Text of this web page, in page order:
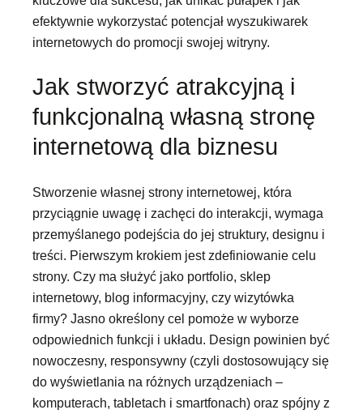
efektywnie wykorzystać potencjał wyszukiwarek
internetowych do promocji swojej witryny.
Jak stworzyć atrakcyjną i
funkcjonalną własną stronę
internetową dla biznesu
Stworzenie własnej strony internetowej, która
przyciągnie uwagę i zachęci do interakcji, wymaga
przemyślanego podejścia do jej struktury, designu i
treści. Pierwszym krokiem jest zdefiniowanie celu
strony. Czy ma służyć jako portfolio, sklep
internetowy, blog informacyjny, czy wizytówka
firmy? Jasno określony cel pomoże w wyborze
odpowiednich funkcji i układu. Design powinien być
nowoczesny, responsywny (czyli dostosowujący się
do wyświetlania na różnych urządzeniach –
komputerach, tabletach i smartfonach) oraz spójny z